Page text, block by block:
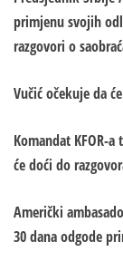
primjenu svojih
razgovori o
Vučić očekuje da
Komandat KFOR-
će doći do
Američki
30 dana odgode